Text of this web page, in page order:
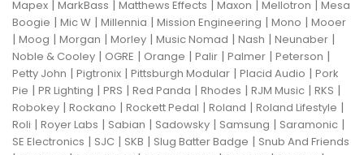
Mapex | MarkBass | Matthews Effects | Maxon | Mellotron | Mesa
Boogie | Mic W | Millennia | Mission Engineering | Mono | Mooer
| Moog | Morgan | Morley | Music Nomad | Nash | Neunaber |
Noble & Cooley | OGRE | Orange | Palir | Palmer | Peterson |
Petty John | Pigtronix | Pittsburgh Modular | Placid Audio | Pork
Pie | PR Lighting | PRS | Red Panda | Rhodes | RJM Music | RKS |
Robokey | Rockano | Rockett Pedal | Roland | Roland Lifestyle |
Roli | Royer Labs | Sabian | Sadowsky | Samsung | Saramonic |
SE Electronics | SJC | SKB | Slug Batter Badge | Snub And Friends